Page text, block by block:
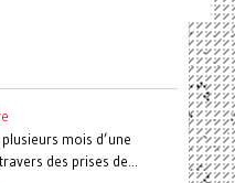
mois d’une
des prises de...